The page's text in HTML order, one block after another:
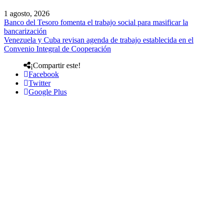
1 agosto, 2026
Banco del Tesoro fomenta el trabajo social para masificar la
bancarización
Venezuela y Cuba revisan agenda de trabajo establecida en el
Convenio Integral de Cooperación
¡Compartir este!
Facebook
Twitter
Google Plus